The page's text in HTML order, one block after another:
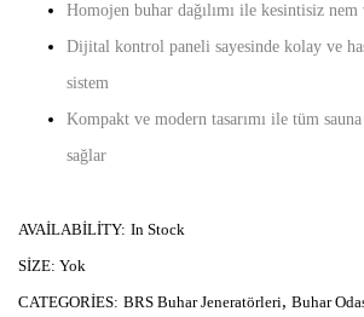
Homojen buhar dağılımı ile kesintisiz nem
Dijital kontrol paneli sayesinde kolay ve
sistem
Kompakt ve modern tasarımı ile tüm
sağlar
AVAILABILITY: In Stock
SIZE: Yok
CATEGORIES: BRS Buhar Jeneratörleri, Buhar